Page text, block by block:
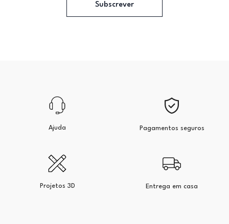
Subscrever
Ajuda Pagamentos seguros
Projetos 3D Entrega em casa